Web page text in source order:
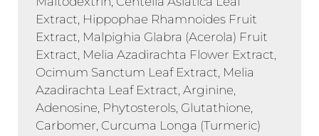
Extract, Hippophae Rhamnoides Fruit
Extract, Malpighia Glabra (Acerola) Fruit
Extract, Melia Azadirachta Flower Extract,
Ocimum Sanctum Leaf Extract, Melia
Azadirachta Leaf Extract, Arginine,
Adenosine, Phytosterols, Glutathione,
Carbomer, Curcuma Longa (Turmeric)